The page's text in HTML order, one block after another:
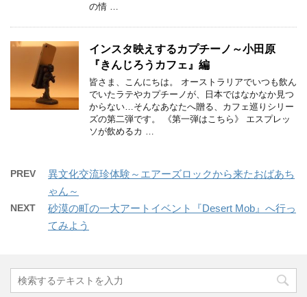
の情 …
インスタ映えするカプチーノ～小田原
『きんじろうカフェ』編
皆さま、こんにちは。 オーストラリアでいつも飲ん
でいたラテやカプチーノが、日本ではなかなか見つ
からない…そんなあなたへ贈る、カフェ巡りシリー
ズの第二弾です。 《第一弾はこちら》 エスプレッ
ソが飲めるカ …
PREV
異文化交流珍体験～エアーズロックから来たおばあち
ゃん～
NEXT
砂漠の町の一大アートイベント『Desert Mob』へ行っ
てみよう